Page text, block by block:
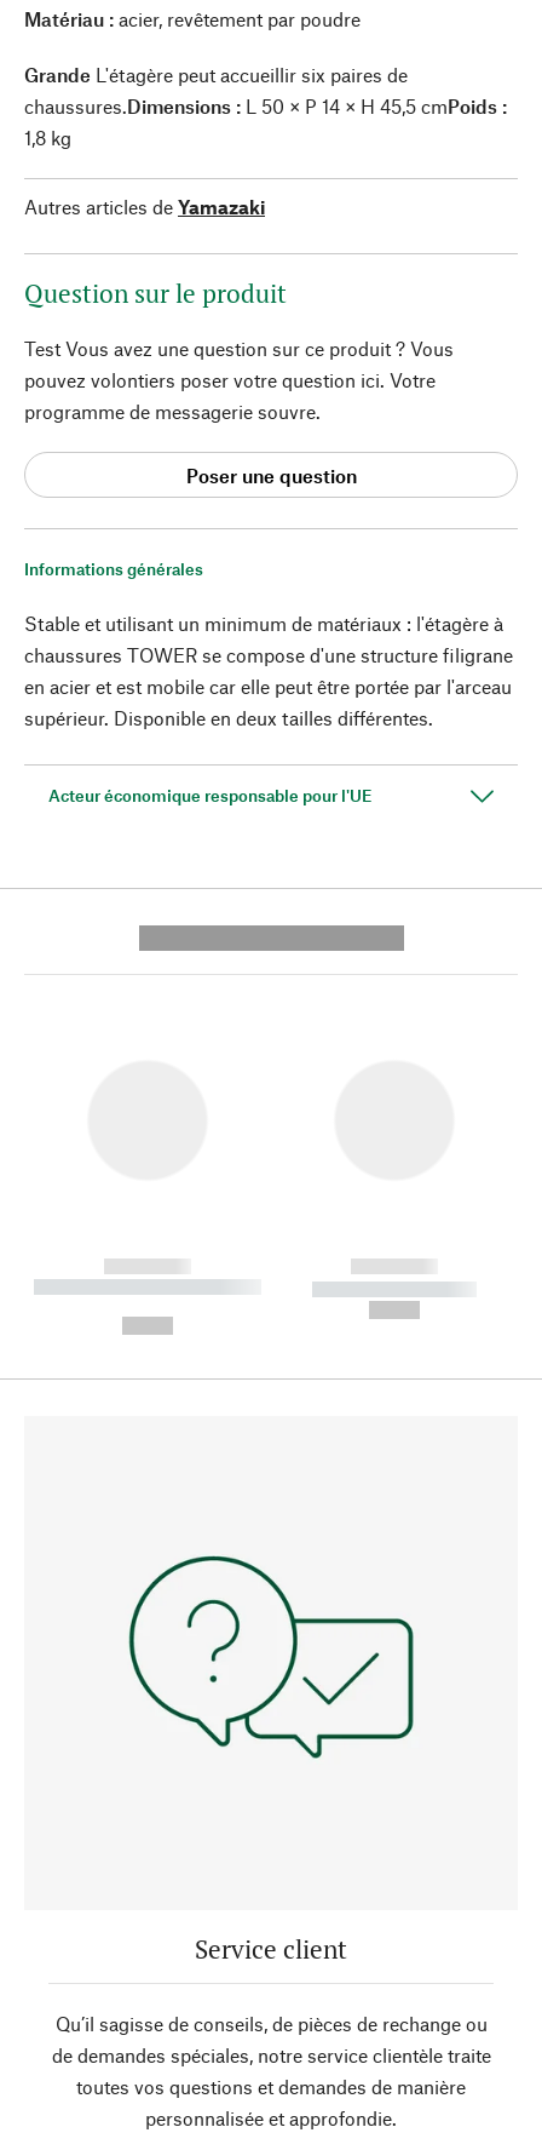
Informations générales
Stable et utilisant un minimum de matériaux : l'étagère à
chaussures TOWER se compose d'une structure filigrane
en acier et est mobile car elle peut être portée par l'arceau
supérieur. Disponible en deux tailles différentes.
Acteur économique responsable pour l'UE
Matériau : acier, revêtement par poudre
Grande L'étagère peut accueillir six paires de
chaussures.Dimensions : L 50 × P 14 × H 45,5 cmPoids :
1,8 kg
Autres articles de Yamazaki
Question sur le produit
Test Vous avez une question sur ce produit ? Vous
pouvez volontiers poser votre question ici. Votre
programme de messagerie souvre.
Poser une question
------------
----------- ----------- --------
------------
----------- -----------
Service client
Qu’il sagisse de conseils, de pièces de rechange ou
de demandes spéciales, notre service clientèle traite
toutes vos questions et demandes de manière
personnalisée et approfondie.